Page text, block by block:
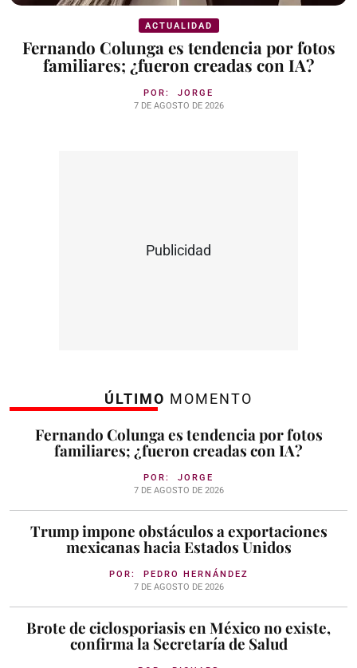
ACTUALIDAD
Fernando Colunga es tendencia por fotos
familiares; ¿fueron creadas con IA?
POR: JORGE
7 DE AGOSTO DE 2026
Publicidad
ÚLTIMO MOMENTO
Fernando Colunga es tendencia por fotos
familiares; ¿fueron creadas con IA?
POR: JORGE
7 DE AGOSTO DE 2026
Trump impone obstáculos a exportaciones
mexicanas hacia Estados Unidos
POR: PEDRO HERNÁNDEZ
7 DE AGOSTO DE 2026
Brote de ciclosporiasis en México no existe,
confirma la Secretaría de Salud